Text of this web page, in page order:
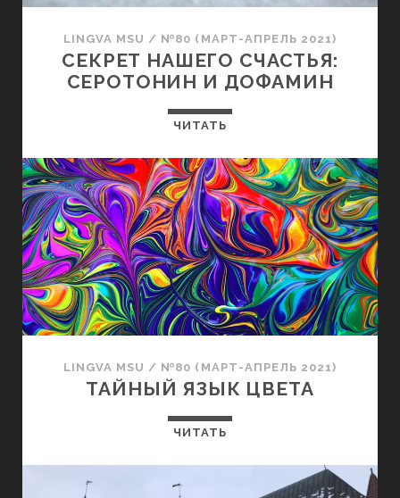
LINGVA MSU / №80 (МАРТ-АПРЕЛЬ 2021)
СЕКРЕТ НАШЕГО СЧАСТЬЯ:
СЕРОТОНИН И ДОФАМИН
ЧИТАТЬ
LINGVA MSU / №80 (МАРТ-АПРЕЛЬ 2021)
ТАЙНЫЙ ЯЗЫК ЦВЕТА
ЧИТАТЬ